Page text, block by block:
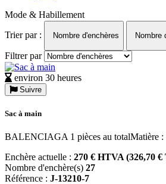
Mode & Habillement
Trier par :
Nombre d'enchères Nombre
Filtrer par
environ 30 heures
Suivre
Sac à main
BALENCIAGA 1 pièces au totalMatière
Enchère actuelle : 270 € HTVA (326,70
Nombre d'enchère(s) 27
Référence : J-13210-7